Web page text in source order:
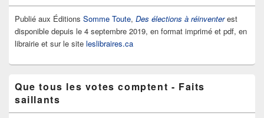
Publié aux Éditions Somme Toute, Des élections à réinventerest
disponible depuis le 4 septembre 2019, en format imprimé et pdf, en
librairie et sur le site leslibraires.ca
Que tous les votes comptent - Faits
saillants